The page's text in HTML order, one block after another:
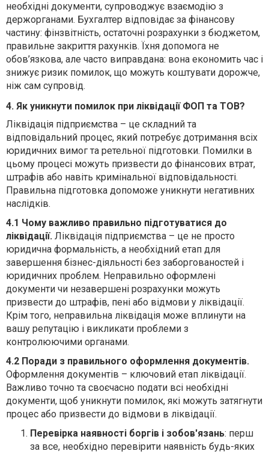
необхідні документи, супроводжує взаємодію з
держорганами. Бухгалтер відповідає за фінансову
частину: фінзвітність, остаточні розрахунки з бюджетом,
правильне закриття рахунків. Їхня допомога не
обов’язкова, але часто виправдана: вона економить час і
знижує ризик помилок, що можуть коштувати дорожче,
ніж сам супровід.
4. Як уникнути помилок при ліквідації ФОП та ТОВ?
Ліквідація підприємства – це складний та
відповідальний процес, який потребує дотримання всіх
юридичних вимог та ретельної підготовки. Помилки в
цьому процесі можуть призвести до фінансових втрат,
штрафів або навіть кримінальної відповідальності.
Правильна підготовка допоможе уникнути негативних
наслідків.
4.1 Чому важливо правильно підготуватися до
ліквідації. Ліквідація підприємства – це не просто
юридична формальність, а необхідний етап для
завершення бізнес-діяльності без заборгованостей і
юридичних проблем. Неправильно оформлені
документи чи незавершені розрахунки можуть
призвести до штрафів, пені або відмови у ліквідації.
Крім того, неправильна ліквідація може вплинути на
вашу репутацію і викликати проблеми з
контролюючими органами.
4.2 Поради з правильного оформлення документів.
Оформлення документів – ключовий етап ліквідації.
Важливо точно та своєчасно подати всі необхідні
документи, щоб уникнути помилок, які можуть затягнути
процес або призвести до відмови в ліквідації.
Перевірка наявності боргів і зобов'язань: перш
за все, необхідно перевірити наявність будь-яких